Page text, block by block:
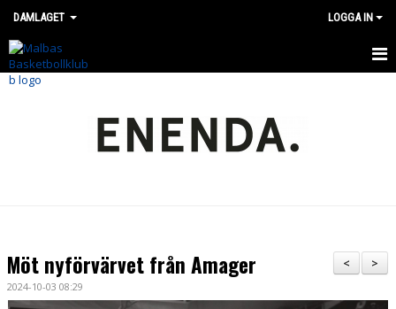
DAMLAGET LOGGA IN
HEM
PRESSKONTAKT
>
<
Möt nyförvärvet från Amager
2024-10-03 08:29